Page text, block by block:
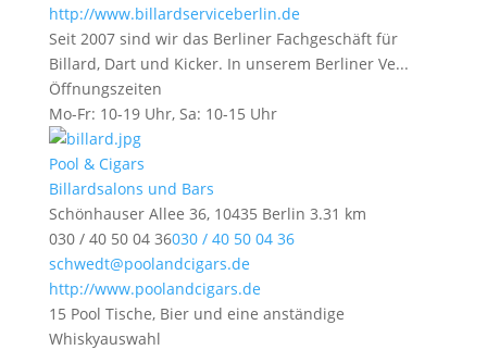
http://www.billardserviceberlin.de
Seit 2007 sind wir das Berliner Fachgeschäft für
Billard, Dart und Kicker. In unserem Berliner Ve...
Öffnungszeiten
Mo-Fr: 10-19 Uhr, Sa: 10-15 Uhr
Pool & Cigars
Billardsalons und Bars
Schönhauser Allee 36, 10435 Berlin 3.31 km
030 / 40 50 04 36030 / 40 50 04 36
schwedt@poolandcigars.de
http://www.poolandcigars.de
15 Pool Tische, Bier und eine anständige
Whiskyauswahl